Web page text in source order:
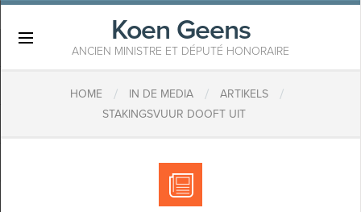
Koen Geens
ANCIEN MINISTRE ET DÉPUTÉ HONORAIRE
HOME / IN DE MEDIA / ARTIKELS /
STAKINGSVUUR DOOFT UIT